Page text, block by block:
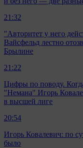
21:32
"Авторитет у него
Вайсфельд лестно
Брылине
21:22
Цифры по поводу.
"Немана" Игорь
в высшей лиге
20:54
Игорь Ковалевич: по
было